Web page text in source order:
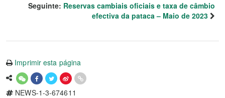
Seguinte: Reservas cambiais oficiais e taxa de câmbio
efectiva da pataca – Maio de 2023
Imprimir esta página
NEWS-1-3-674611